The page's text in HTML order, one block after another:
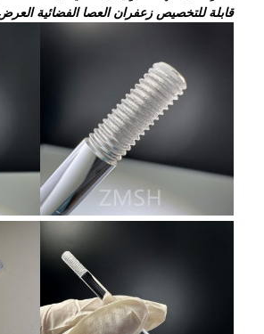
قابلة للتخصيص زعفران العصا الفضائية